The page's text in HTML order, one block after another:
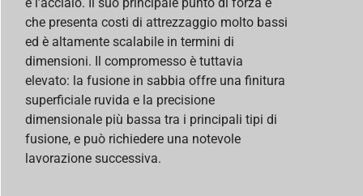
che presenta costi di attrezzaggio molto bassi
ed è altamente scalabile in termini di
dimensioni. Il compromesso è tuttavia
elevato: la fusione in sabbia offre una finitura
superficiale ruvida e la precisione
dimensionale più bassa tra i principali tipi di
fusione, e può richiedere una notevole
lavorazione successiva.